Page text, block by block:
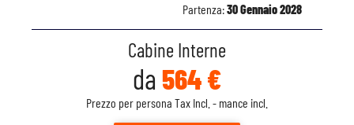
Partenza:30 Gennaio 2028
Cabine Interne
da 564 €
Prezzo per persona Tax Incl. - mance incl.